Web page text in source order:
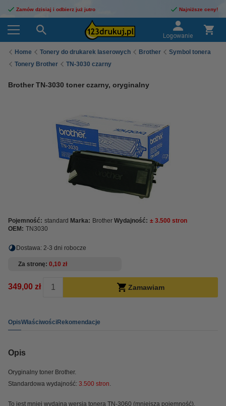
Zamów dzisiaj i odbierz już jutro Najniższe ceny!
Logowanie
Home Tonery do drukarek laserowych Brother
Symbol tonera
Tonery Brother
TN-3030 czarny
Brother TN-3030 toner czarny, oryginalny
Pojemność: standard Marka: Brother Wydajność: ± 3.500 stron
OEM: TN3030
Dostawa: 2-3 dni robocze
Za stronę 0,10 zł
349,00 zł Zamawiam
OpisWłaściwościRekomendacje
Opis
Oryginalny toner Brother.
Standardowa wydajność: 3.500 stron.
To jest mniej wydajna wersja tonera TN-3060 (mniejsza pojemność).